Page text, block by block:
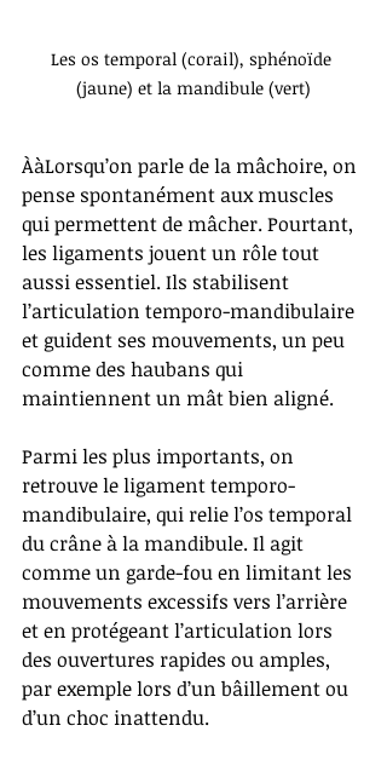
Les os temporal (corail), sphénoïde
(jaune) et la mandibule (vert)
ÀàLorsqu’on parle de la mâchoire, on
pense spontanément aux muscles
qui permettent de mâcher. Pourtant,
les ligaments jouent un rôle tout
aussi essentiel. Ils stabilisent
l’articulation temporo-mandibulaire
et guident ses mouvements, un peu
comme des haubans qui
maintiennent un mât bien aligné.
Parmi les plus importants, on
retrouve le ligament temporo-
mandibulaire, qui relie l’os temporal
du crâne à la mandibule. Il agit
comme un garde-fou en limitant les
mouvements excessifs vers l’arrière
et en protégeant l’articulation lors
des ouvertures rapides ou amples,
par exemple lors d’un bâillement ou
d’un choc inattendu.